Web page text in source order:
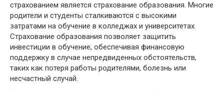
страхованием является страхование образования. Многие
родители и студенты сталкиваются с высокими
затратами на обучение в колледжах и университетах.
Страхование образования позволяет защитить
инвестиции в обучение, обеспечивая финансовую
поддержку в случае непредвиденных обстоятельств,
таких как потеря работы родителями, болезнь или
несчастный случай.